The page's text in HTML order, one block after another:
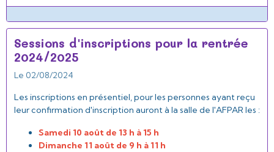
Sessions d'inscriptions pour la rentrée
2024/2025
Le 02/08/2024
Les inscriptions en présentiel, pour les personnes ayant reçu
leur confirmation d'inscription auront à la salle de l'AFPAR les :
Samedi 10 août de 13 h à 15 h
Dimanche 11 août de 9 h à 11 h